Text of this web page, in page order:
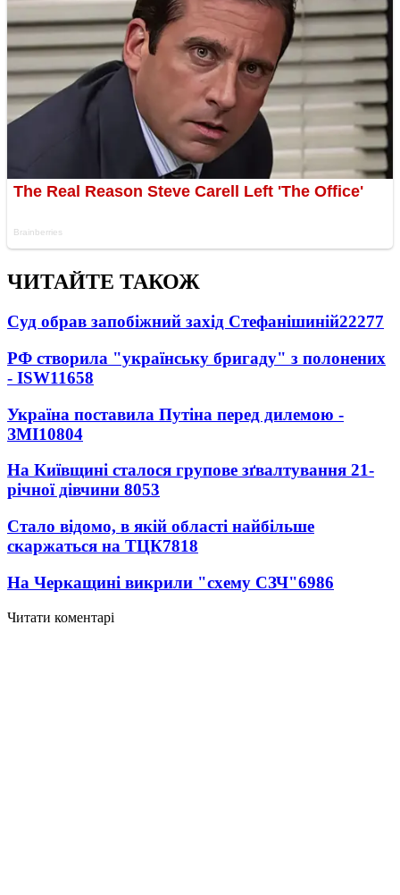
ЧИТАЙТЕ ТАКОЖ
Суд обрав запобіжний захід Стефанішиній22277
РФ створила "українську бригаду" з полонених
- ISW11658
Україна поставила Путіна перед дилемою -
ЗМІ10804
На Київщині сталося групове зґвалтування 21-
річної дівчини 8053
Стало відомо, в якій області найбільше
скаржаться на ТЦК7818
На Черкащині викрили "схему СЗЧ"6986
Читати коментарі